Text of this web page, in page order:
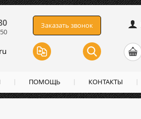
Заказать звонок
ПОМОЩЬ КОНТАКТЫ